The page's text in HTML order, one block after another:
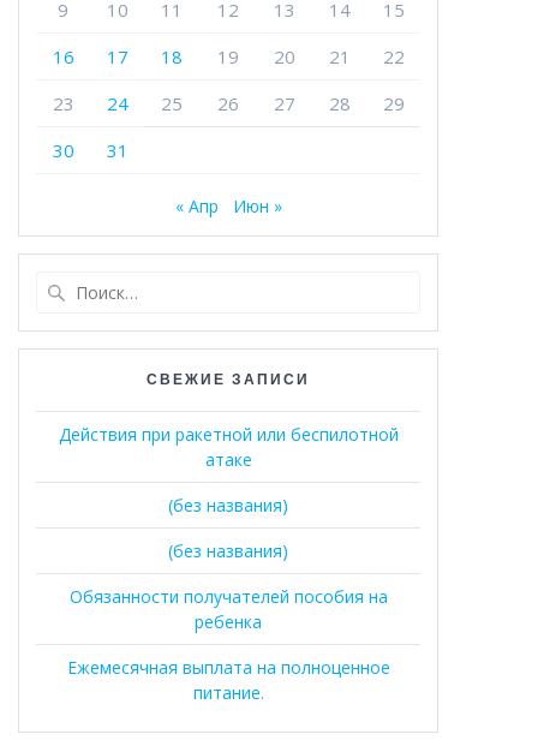
9 10 11 12 13 14
15
16
17 18 19 20 21
22
23
24 25 26 27 28
29
30
31
« Апр Июн »
СВЕЖИЕ ЗАПИСИ
Действия при ракетной или беспилотной
атаке
(без названия)
(без названия)
Обязанности получателей пособия на
ребенка
Ежемесячная выплата на полноценное
питание.